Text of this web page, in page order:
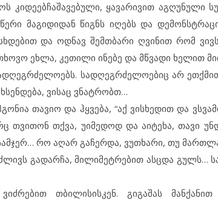
ყავარივით აგღუნული
მაგიდიდან წიგნს იღებს და
და ოდნავ შემთბარი ღვინით რომ
ეხლა, კეთილი ინებე და მწვადი ხელით
სადღეგრძელოებიც არ
ვისაც ვნატრობთ…
თავიო და ჰყვება, “აქ ვისხედით და
თვითონ თქვა, უიმედოდ და აიტეხა, თავი
რო აღარ გაჩერდა, ვუთხარი, თუ
გადარჩა, მილიმეტრებით ასცდა გულს…
თბილისისკენ. გიგაშას მანქანით